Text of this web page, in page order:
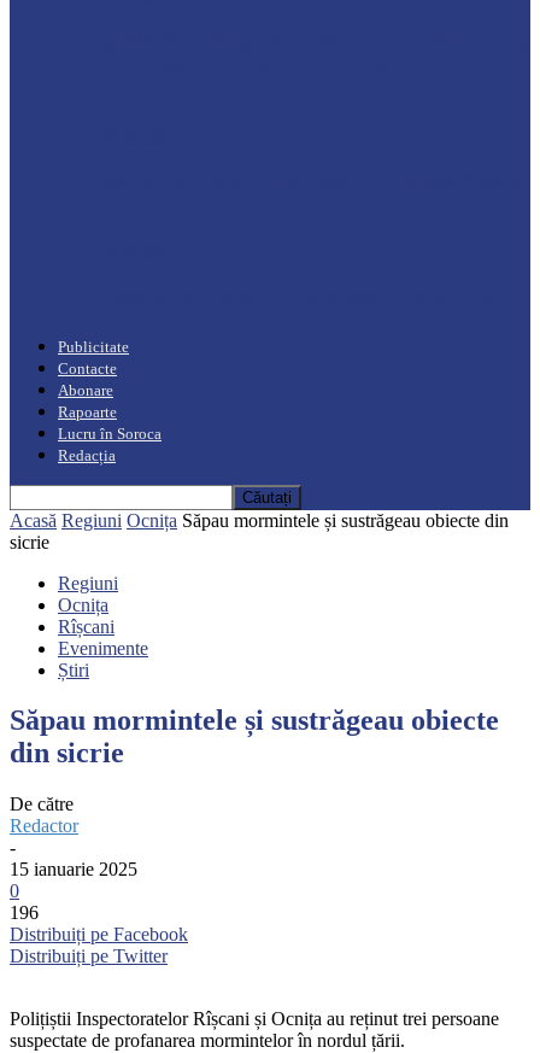
Publicitate
Contacte
Abonare
Rapoarte
Lucru în Soroca
Redacția
Acasă Regiuni Ocnița Săpau mormintele și sustrăgeau obiecte din
sicrie
Regiuni
Ocnița
Rîșcani
Evenimente
Știri
Săpau mormintele și sustrăgeau obiecte
din sicrie
De către
Redactor
-
15 ianuarie 2025
0
196
Distribuiți pe Facebook
Distribuiți pe Twitter
Polițiștii Inspectoratelor Rîșcani și Ocnița au reținut trei persoane
suspectate de profanarea mormintelor în nordul țării.